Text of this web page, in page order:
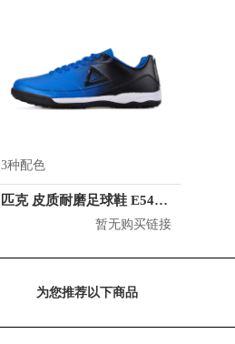
3种配色
匹克 皮质耐磨足球鞋 E54273F
暂无购买链接
为您推荐以下商品